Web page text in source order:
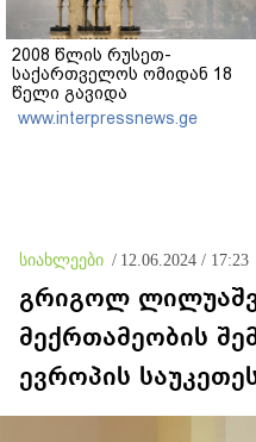
2008 წლის რუსეთ-
საქართველოს ომიდან 18
წელი გავიდა
www.interpressnews.ge
სიახლეები / 12.06.2024 / 17:23
გრიგოლ
მექრთამეობის
ევროპის